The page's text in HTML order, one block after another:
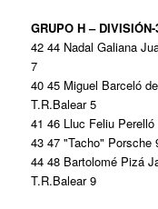
GRUPO H – DIVISIÓN-
42 44 Nadal Galiana
7
40 45 Miguel Barceló
T.R.Balear 5
41 46 Lluc Feliu
43 47 "Tacho" Porsche
44 48 Bartolomé Pizá
T.R.Balear 9